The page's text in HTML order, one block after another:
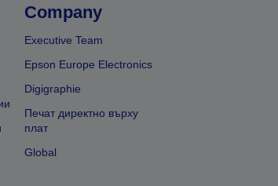
Company
Executive Team
Epson Europe Electronics
Digigraphie
Печат директно върху
плат
Global